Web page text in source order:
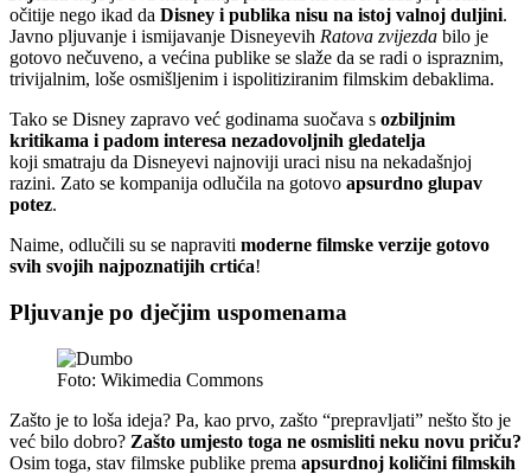
očitije nego ikad da Disney i publika nisu na istoj valnoj duljini.
Javno pljuvanje i ismijavanje Disneyevih Ratova zvijezda bilo je
gotovo nečuveno, a većina publike se slaže da se radi o ispraznim,
trivijalnim, loše osmišljenim i ispolitiziranim filmskim debaklima.
Tako se Disney zapravo već godinama suočava s ozbiljnim
kritikama i padom interesa nezadovoljnih gledatelja
koji smatraju da Disneyevi najnoviji uraci nisu na nekadašnjoj
razini. Zato se kompanija odlučila na gotovo apsurdno glupav
potez.
Naime, odlučili su se napraviti moderne filmske verzije gotovo
svih svojih najpoznatijih crtića!
Pljuvanje po dječjim uspomenama
Foto: Wikimedia Commons
Zašto je to loša ideja? Pa, kao prvo, zašto “prepravljati” nešto što je
već bilo dobro? Zašto umjesto toga ne osmisliti neku novu priču?
Osim toga, stav filmske publike prema apsurdnoj količini filmskih